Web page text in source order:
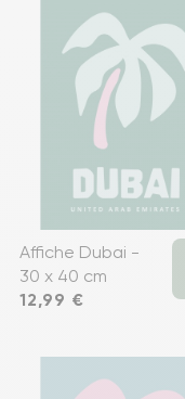
Affiche Dubai -
30 x 40 cm
Prix
12,99 €